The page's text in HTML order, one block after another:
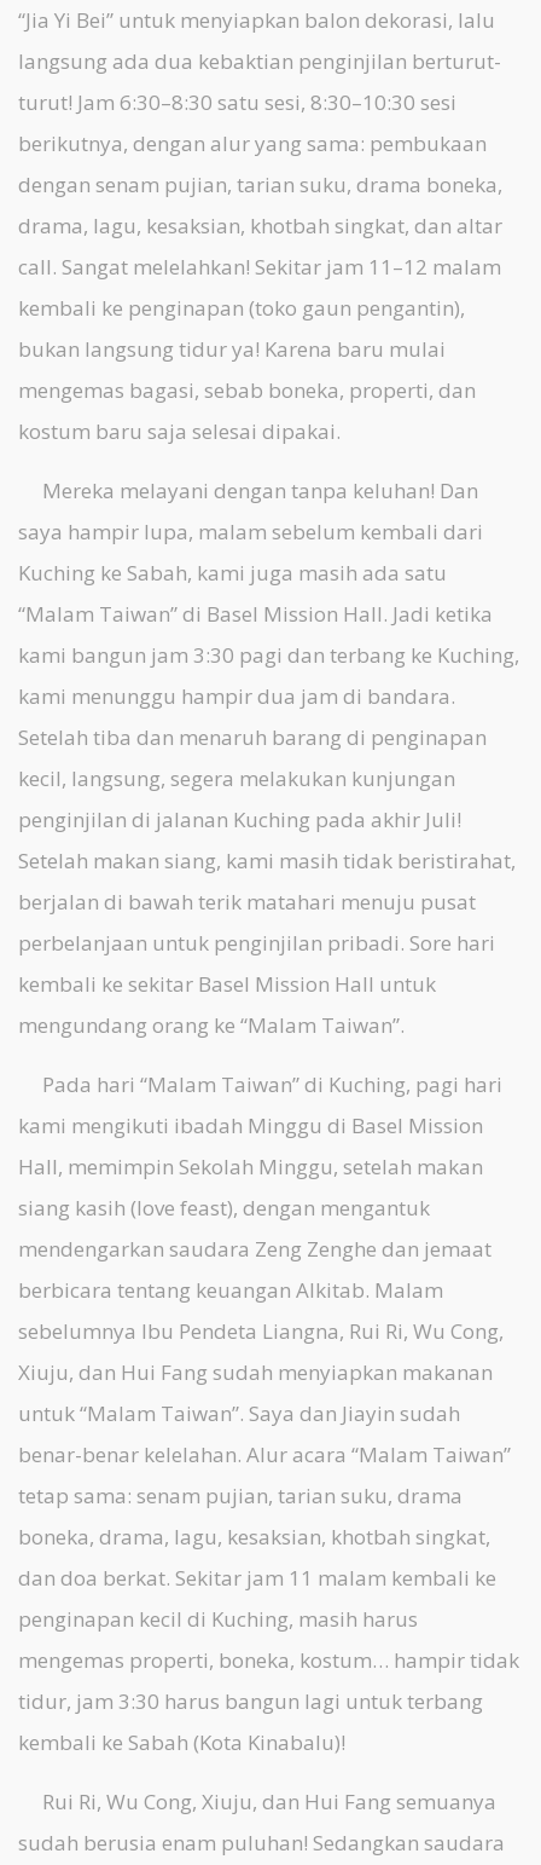
“Jia Yi Bei” untuk menyiapkan balon dekorasi, lalu
langsung ada dua kebaktian penginjilan berturut-
turut! Jam 6:30–8:30 satu sesi, 8:30–10:30 sesi
berikutnya, dengan alur yang sama: pembukaan
dengan senam pujian, tarian suku, drama boneka,
drama, lagu, kesaksian, khotbah singkat, dan altar
call. Sangat melelahkan! Sekitar jam 11–12 malam
kembali ke penginapan (toko gaun pengantin),
bukan langsung tidur ya! Karena baru mulai
mengemas bagasi, sebab boneka, properti, dan
kostum baru saja selesai dipakai.
Mereka melayani dengan tanpa keluhan! Dan
saya hampir lupa, malam sebelum kembali dari
Kuching ke Sabah, kami juga masih ada satu
“Malam Taiwan” di Basel Mission Hall. Jadi ketika
kami bangun jam 3:30 pagi dan terbang ke Kuching,
kami menunggu hampir dua jam di bandara.
Setelah tiba dan menaruh barang di penginapan
kecil, langsung, segera melakukan kunjungan
penginjilan di jalanan Kuching pada akhir Juli!
Setelah makan siang, kami masih tidak beristirahat,
berjalan di bawah terik matahari menuju pusat
perbelanjaan untuk penginjilan pribadi. Sore hari
kembali ke sekitar Basel Mission Hall untuk
mengundang orang ke “Malam Taiwan”.
Pada hari “Malam Taiwan” di Kuching, pagi hari
kami mengikuti ibadah Minggu di Basel Mission
Hall, memimpin Sekolah Minggu, setelah makan
siang kasih (love feast), dengan mengantuk
mendengarkan saudara Zeng Zenghe dan jemaat
berbicara tentang keuangan Alkitab. Malam
sebelumnya Ibu Pendeta Liangna, Rui Ri, Wu Cong,
Xiuju, dan Hui Fang sudah menyiapkan makanan
untuk “Malam Taiwan”. Saya dan Jiayin sudah
benar-benar kelelahan. Alur acara “Malam Taiwan”
tetap sama: senam pujian, tarian suku, drama
boneka, drama, lagu, kesaksian, khotbah singkat,
dan doa berkat. Sekitar jam 11 malam kembali ke
penginapan kecil di Kuching, masih harus
mengemas properti, boneka, kostum… hampir tidak
tidur, jam 3:30 harus bangun lagi untuk terbang
kembali ke Sabah (Kota Kinabalu)!
Rui Ri, Wu Cong, Xiuju, dan Hui Fang semuanya
sudah berusia enam puluhan! Sedangkan saudara